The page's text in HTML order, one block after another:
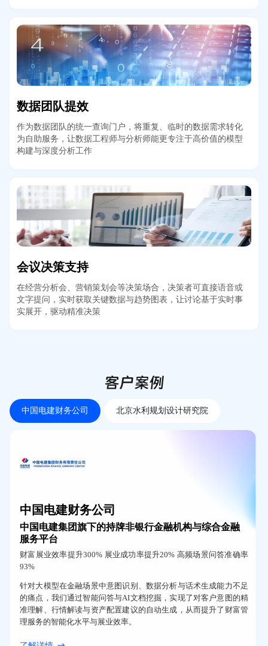
数据团队提效
作为数据团队的统一查询门户，将重复、临时的数据需求转化
为自助服务，让数据工程师与分析师能更专注于高价值的模型
构建与深度分析工作
会议决策支持
在经营分析会、营销策划会等决策场合，决策者可直接语音或
文字提问，实时获取关键数据与趋势图表，让讨论基于实时事
实展开，驱动精准决策
客户案例
中国电建财务公司 北京水利规划设计研究院
中国电建财务公司
中国电建集团旗下的持牌非银行金融机构与综合金融
服务平台
财富展业效率提升300% 展业成功率提升20% 高频场景问答准确率
93%
针对大模型在金融场景中意图识别、数据分析与话术生成能力不足
的痛点，我们通过智能问答与AI文档挖掘，实现了对客户意图的精
准理解、行情解读与资产配置建议的自动生成，从而提升了财富管
理服务的智能化水平与展业效率。